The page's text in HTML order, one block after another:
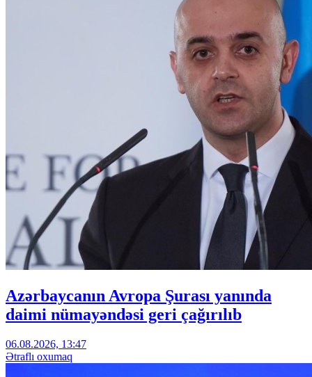
Azərbaycanın Avropa Şurası yanında
daimi nümayəndəsi geri çağırılıb
06.08.2026, 13:47
Ətraflı oxumaq